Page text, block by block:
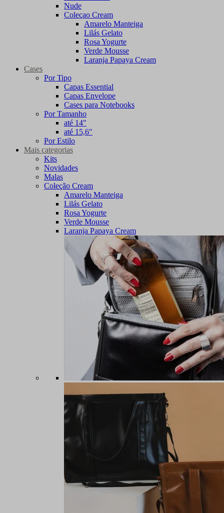
Nude
Coleçao Cream
Amarelo Manteiga
Lilás Gelato
Rosa Yogurte
Verde Mousse
Laranja Papaya Cream
Cases
Por Tipo
Capas Essential
Capas Envelope
Cases para Notebooks
Por Tamanho
até 14"
até 15,6"
Por Estilo
Mais categorias
Kits
Novidades
Malas
Coleção Cream
Amarelo Manteiga
Lilás Gelato
Rosa Yogurte
Verde Mousse
Laranja Papaya Cream